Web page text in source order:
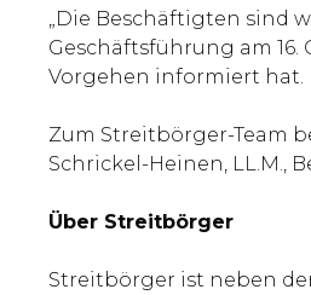
„Die Beschäftigten sind
Geschäftsführung am
Vorgehen informiert hat.
Zum Streitbörger-Team
Schrickel-Heinen, LL.M.,
Über Streitbörger
Streitbörger ist neben